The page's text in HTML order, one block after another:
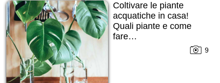
Coltivare le piante
acquatiche in casa!
Quali piante e come
fare…
9